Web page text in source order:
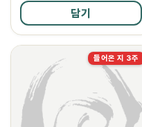
담기
들어온 지 3주